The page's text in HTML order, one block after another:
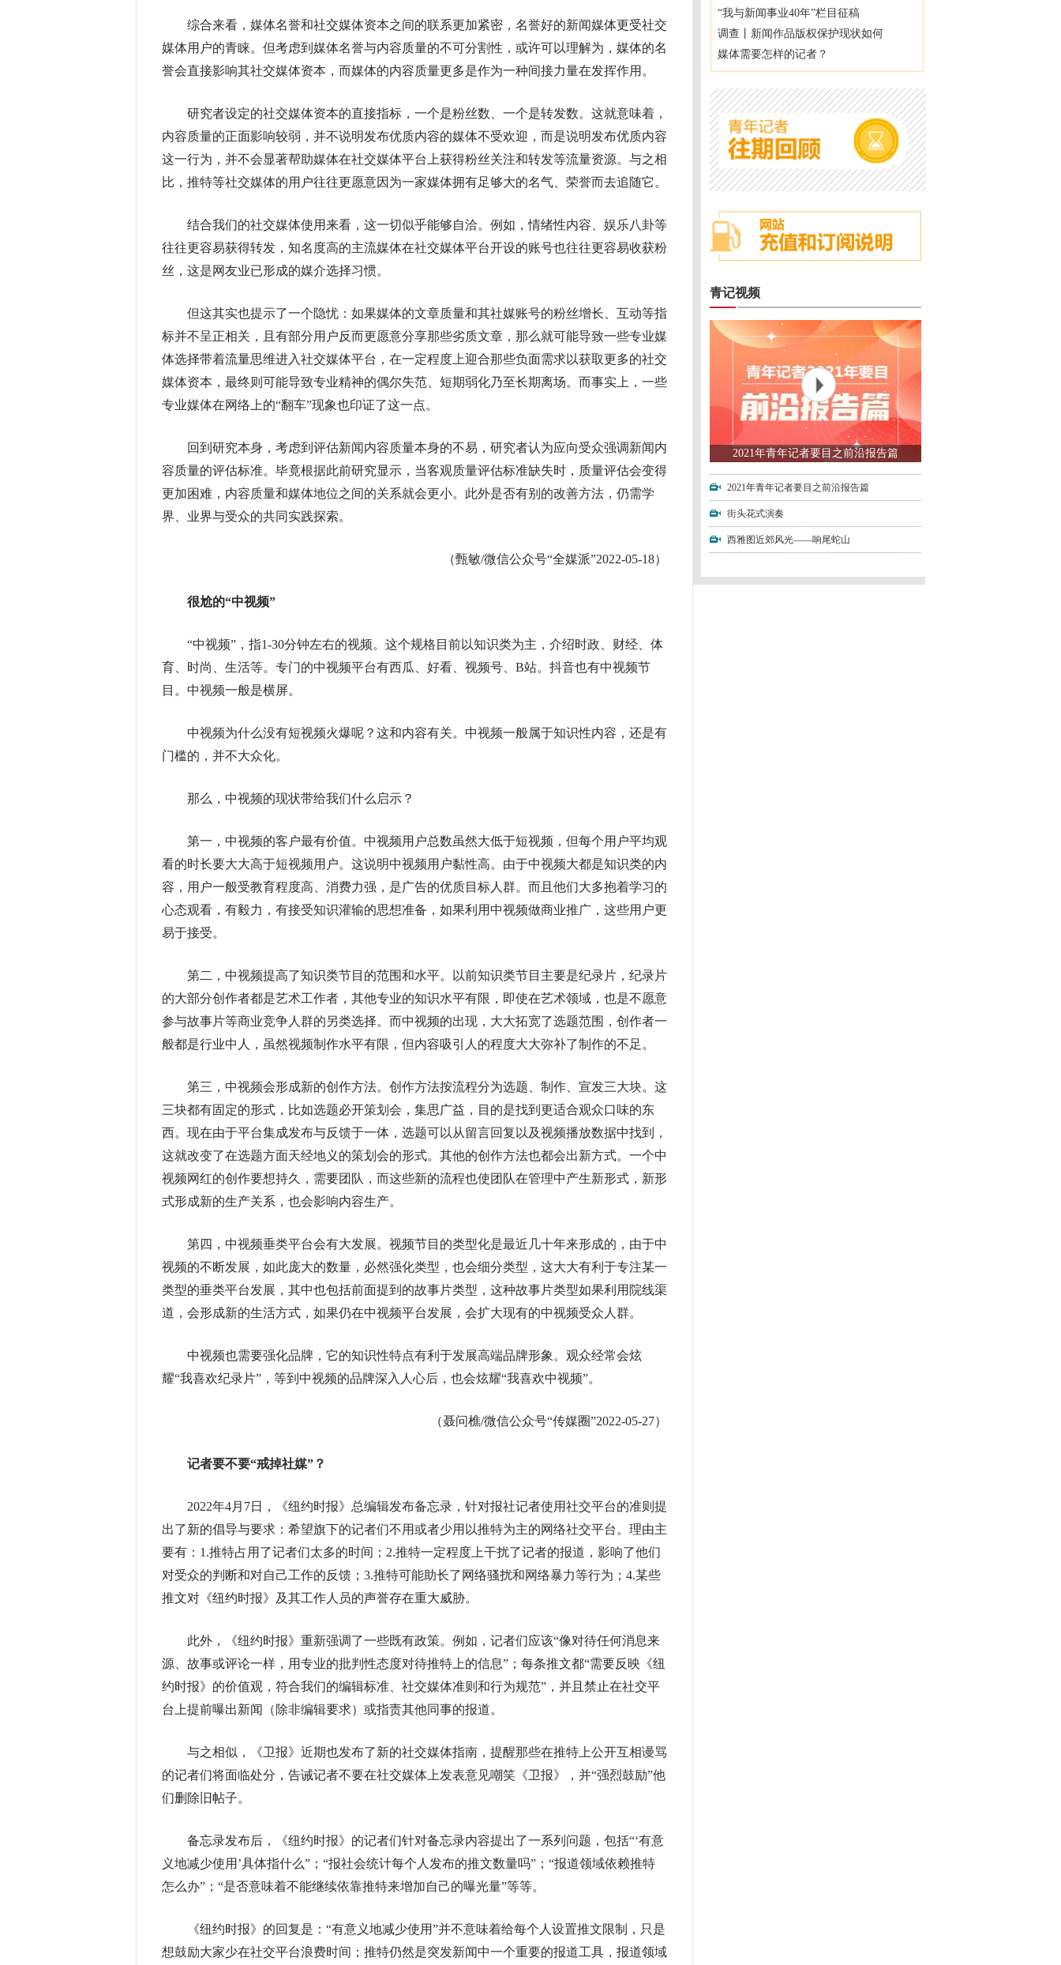
综合来看，媒体名誉和社交媒体资本之间的联系更加紧密，名誉好的新闻媒体更受社交
媒体用户的青睐。但考虑到媒体名誉与内容质量的不可分割性，或许可以理解为，媒体的名
誉会直接影响其社交媒体资本，而媒体的内容质量更多是作为一种间接力量在发挥作用。
研究者设定的社交媒体资本的直接指标，一个是粉丝数、一个是转发数。这就意味着，
内容质量的正面影响较弱，并不说明发布优质内容的媒体不受欢迎，而是说明发布优质内容
这一行为，并不会显著帮助媒体在社交媒体平台上获得粉丝关注和转发等流量资源。与之相
比，推特等社交媒体的用户往往更愿意因为一家媒体拥有足够大的名气、荣誉而去追随它。
结合我们的社交媒体使用来看，这一切似乎能够自洽。例如，情绪性内容、娱乐八卦等
往往更容易获得转发，知名度高的主流媒体在社交媒体平台开设的账号也往往更容易收获粉
丝，这是网友业已形成的媒介选择习惯。
但这其实也提示了一个隐忧：如果媒体的文章质量和其社媒账号的粉丝增长、互动等指
标并不呈正相关，且有部分用户反而更愿意分享那些劣质文章，那么就可能导致一些专业媒
体选择带着流量思维进入社交媒体平台，在一定程度上迎合那些负面需求以获取更多的社交
媒体资本，最终则可能导致专业精神的偶尔失范、短期弱化乃至长期离场。而事实上，一些
专业媒体在网络上的“翻车”现象也印证了这一点。
回到研究本身，考虑到评估新闻内容质量本身的不易，研究者认为应向受众强调新闻内
容质量的评估标准。毕竟根据此前研究显示，当客观质量评估标准缺失时，质量评估会变得
更加困难，内容质量和媒体地位之间的关系就会更小。此外是否有别的改善方法，仍需学
界、业界与受众的共同实践探索。
（甄敏/微信公众号“全媒派”2022-05-18）
很尬的“中视频”
“中视频”，指1-30分钟左右的视频。这个规格目前以知识类为主，介绍时政、财经、体
育、时尚、生活等。专门的中视频平台有西瓜、好看、视频号、B站。抖音也有中视频节
目。中视频一般是横屏。
中视频为什么没有短视频火爆呢？这和内容有关。中视频一般属于知识性内容，还是有
门槛的，并不大众化。
那么，中视频的现状带给我们什么启示？
第一，中视频的客户最有价值。中视频用户总数虽然大低于短视频，但每个用户平均观
看的时长要大大高于短视频用户。这说明中视频用户黏性高。由于中视频大都是知识类的内
容，用户一般受教育程度高、消费力强，是广告的优质目标人群。而且他们大多抱着学习的
心态观看，有毅力，有接受知识灌输的思想准备，如果利用中视频做商业推广，这些用户更
易于接受。
第二，中视频提高了知识类节目的范围和水平。以前知识类节目主要是纪录片，纪录片
的大部分创作者都是艺术工作者，其他专业的知识水平有限，即使在艺术领域，也是不愿意
参与故事片等商业竞争人群的另类选择。而中视频的出现，大大拓宽了选题范围，创作者一
般都是行业中人，虽然视频制作水平有限，但内容吸引人的程度大大弥补了制作的不足。
第三，中视频会形成新的创作方法。创作方法按流程分为选题、制作、宣发三大块。这
三块都有固定的形式，比如选题必开策划会，集思广益，目的是找到更适合观众口味的东
西。现在由于平台集成发布与反馈于一体，选题可以从留言回复以及视频播放数据中找到，
这就改变了在选题方面天经地义的策划会的形式。其他的创作方法也都会出新方式。一个中
视频网红的创作要想持久，需要团队，而这些新的流程也使团队在管理中产生新形式，新形
式形成新的生产关系，也会影响内容生产。
第四，中视频垂类平台会有大发展。视频节目的类型化是最近几十年来形成的，由于中
视频的不断发展，如此庞大的数量，必然强化类型，也会细分类型，这大大有利于专注某一
类型的垂类平台发展，其中也包括前面提到的故事片类型，这种故事片类型如果利用院线渠
道，会形成新的生活方式，如果仍在中视频平台发展，会扩大现有的中视频受众人群。
中视频也需要强化品牌，它的知识性特点有利于发展高端品牌形象。观众经常会炫
耀“我喜欢纪录片”，等到中视频的品牌深入人心后，也会炫耀“我喜欢中视频”。
（聂问樵/微信公众号“传媒圈”2022-05-27）
记者要不要“戒掉社媒”？
2022年4月7日，《纽约时报》总编辑发布备忘录，针对报社记者使用社交平台的准则提
出了新的倡导与要求：希望旗下的记者们不用或者少用以推特为主的网络社交平台。理由主
要有：1.推特占用了记者们太多的时间；2.推特一定程度上干扰了记者的报道，影响了他们
对受众的判断和对自己工作的反馈；3.推特可能助长了网络骚扰和网络暴力等行为；4.某些
推文对《纽约时报》及其工作人员的声誉存在重大威胁。
此外，《纽约时报》重新强调了一些既有政策。例如，记者们应该“像对待任何消息来
源、故事或评论一样，用专业的批判性态度对待推特上的信息”；每条推文都“需要反映《纽
约时报》的价值观，符合我们的编辑标准、社交媒体准则和行为规范”，并且禁止在社交平
台上提前曝出新闻（除非编辑要求）或指责其他同事的报道。
与之相似，《卫报》近期也发布了新的社交媒体指南，提醒那些在推特上公开互相谩骂
的记者们将面临处分，告诫记者不要在社交媒体上发表意见嘲笑《卫报》，并“强烈鼓励”他
们删除旧帖子。
备忘录发布后，《纽约时报》的记者们针对备忘录内容提出了一系列问题，包括“‘有意
义地减少使用’具体指什么”；“报社会统计每个人发布的推文数量吗”；“报道领域依赖推特
怎么办”；“是否意味着不能继续依靠推特来增加自己的曝光量”等等。
《纽约时报》的回复是：“有意义地减少使用”并不意味着给每个人设置推文限制，只是
想鼓励大家少在社交平台浪费时间；推特仍然是突发新闻中一个重要的报道工具，报道领域
“我与新闻事业40年”栏目征稿
调查丨新闻作品版权保护现状如何
媒体需要怎样的记者？
青记视频
2021年青年记者要目之前沿报告篇
2021年青年记者要目之前沿报告篇
街头花式演奏
西雅图近郊风光——响尾蛇山